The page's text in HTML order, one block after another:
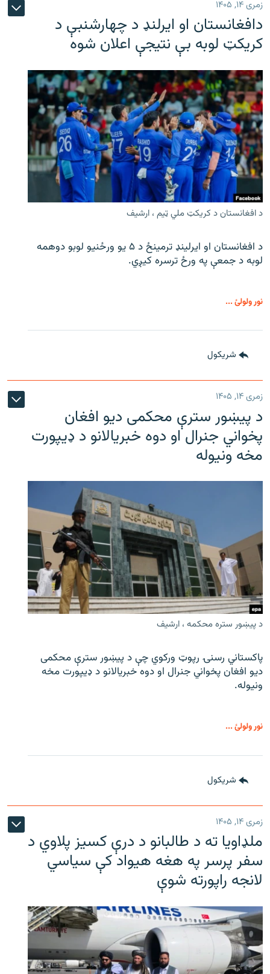
زمری ۱۴, ۱۴۰۵
دافغانستان او ایرلنډ د چهارشنبې د
کریکټ لوبه بې نتیجې اعلان شوه
د افغانستان د کریکټ ملي ټیم ، ارشیف
د افغانستان او ایرلینډ ترمینځ د ۵ یو ورځنیو لوبو دوهمه
لوبه د جمعې په ورځ ترسره کیږي.
نور ولولئ ...
شريکول
زمری ۱۴, ۱۴۰۵
د پیښور سترې محکمی دیو افغان
پخواني جنرال او دوه خبریالانو د ډیپورت
مخه ونیوله
د پیښور ستره محکمه ، ارشیف
پاکستاني رسنۍ رپوټ ورکوي چې د پیښور سترې محکمی
دیو افغان پخواني جنرال او دوه خبریالانو د ډیپورت مخه
ونیوله.
نور ولولئ ...
شريکول
زمری ۱۴, ۱۴۰۵
ملډاویا ته د طالبانو د درې کسیز پلاوي د
سفر پرسر په هغه هیواد کې سیاسي
لانجه راپورته شوې